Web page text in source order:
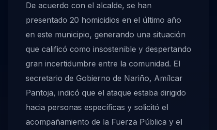
De acuerdo con el alcalde, se han
presentado 20 homicidios en el último año
en este municipio, generando una situación
que calificó como insostenible y despertando
gran incertidumbre entre la comunidad. El
secretario de Gobierno de Nariño, Amílcar
Pantoja, indicó que el ataque estaba dirigido
hacia personas específicas y solicitó el
acompañamiento de la Fuerza Pública y el